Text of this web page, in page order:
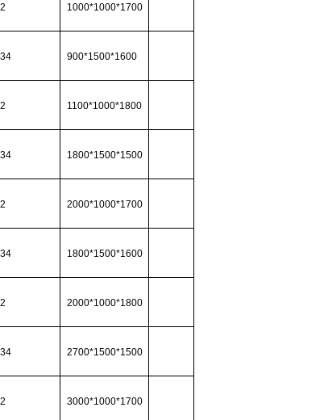
1000*1000*1700
900*1500*1600
1100*1000*1800
1800*1500*1500
2000*1000*1700
1800*1500*1600
2000*1000*1800
2700*1500*1500
3000*1000*1700